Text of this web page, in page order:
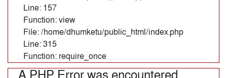
Line: 157
Function: view
File: /home/dhumketu/public_html/index.php
Line: 315
Function: require_once